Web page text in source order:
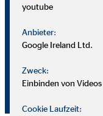
Bei OVB gibt es
Unterstützung
youtube
Anbieter:
Google Ireland Ltd.
Zweck:
Einbinden von Videos
Cookie Laufzeit: